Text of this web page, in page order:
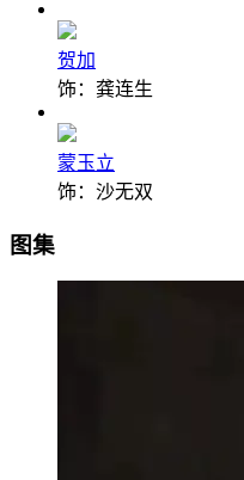
贺加
饰：龚连生
蒙玉立
饰：沙无双
图集